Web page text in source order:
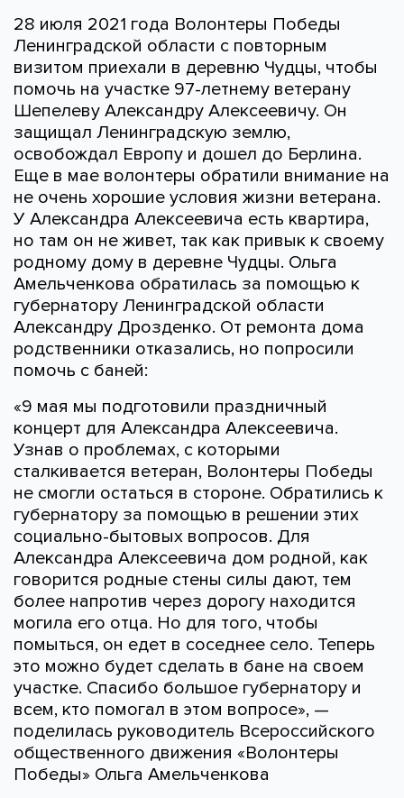
28 июля 2021 года Волонтеры Победы
Ленинградской области с повторным
визитом приехали в деревню Чудцы, чтобы
помочь на участке 97-летнему ветерану
Шепелеву Александру Алексеевичу. Он
защищал Ленинградскую землю,
освобождал Европу и дошел до Берлина.
Еще в мае волонтеры обратили внимание на
не очень хорошие условия жизни ветерана.
У Александра Алексеевича есть квартира,
но там он не живет, так как привык к своему
родному дому в деревне Чудцы. Ольга
Амельченкова обратилась за помощью к
губернатору Ленинградской области
Александру Дрозденко. От ремонта дома
родственники отказались, но попросили
помочь с баней:
«9 мая мы подготовили праздничный
концерт для Александра Алексеевича.
Узнав о проблемах, с которыми
сталкивается ветеран, Волонтеры Победы
не смогли остаться в стороне. Обратились к
губернатору за помощью в решении этих
социально-бытовых вопросов. Для
Александра Алексеевича дом родной, как
говорится родные стены силы дают, тем
более напротив через дорогу находится
могила его отца. Но для того, чтобы
помыться, он едет в соседнее село. Теперь
это можно будет сделать в бане на своем
участке. Спасибо большое губернатору и
всем, кто помогал в этом вопросе», —
поделилась руководитель Всероссийского
общественного движения «Волонтеры
Победы» Ольга Амельченкова